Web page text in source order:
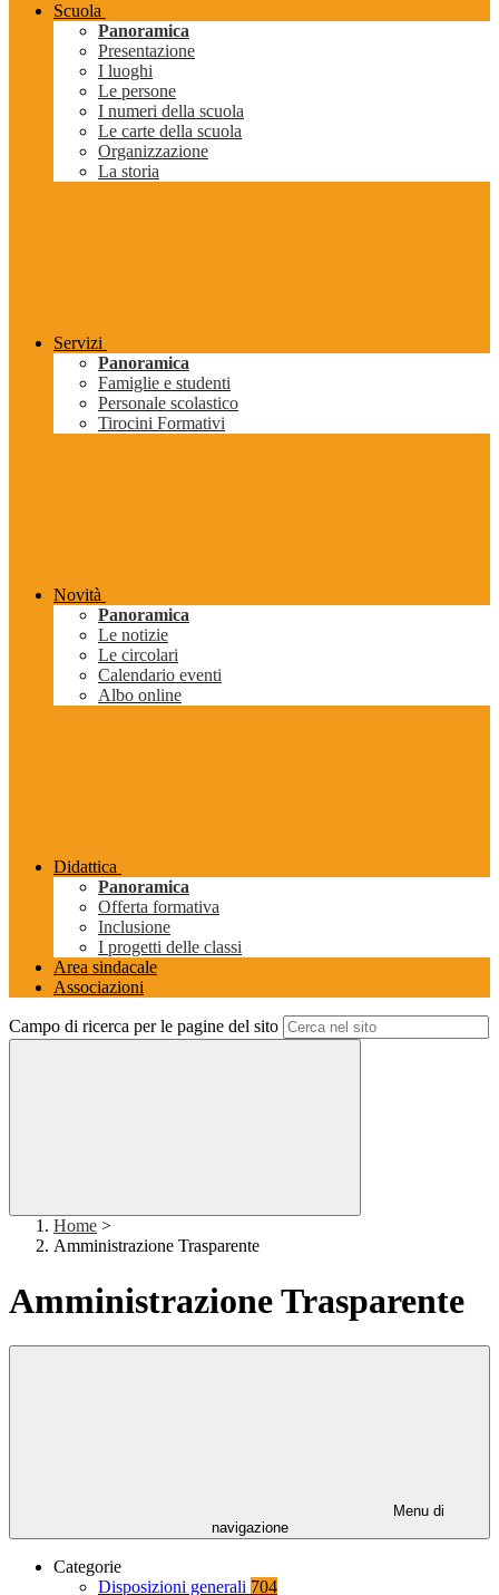
Scuola
Panoramica
Presentazione
I luoghi
Le persone
I numeri della scuola
Le carte della scuola
Organizzazione
La storia
Servizi
Panoramica
Famiglie e studenti
Personale scolastico
Tirocini Formativi
Novità
Panoramica
Le notizie
Le circolari
Calendario eventi
Albo online
Didattica
Panoramica
Offerta formativa
Inclusione
I progetti delle classi
Area sindacale
Associazioni
Campo di ricerca per le pagine del sito
Home >
Amministrazione Trasparente
Amministrazione Trasparente
Menu di
navigazione
Categorie
Disposizioni generali 704